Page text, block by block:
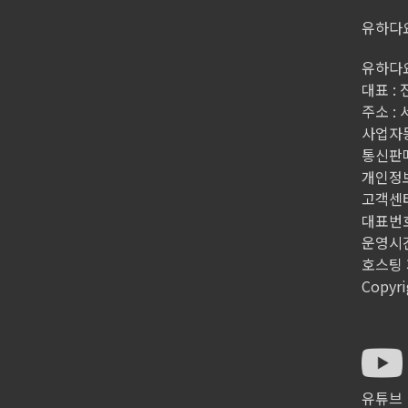
유하다
유하다
대표 :
주소 :
사업
통신
개인정
고객
대표
운영시
호스
유튜브